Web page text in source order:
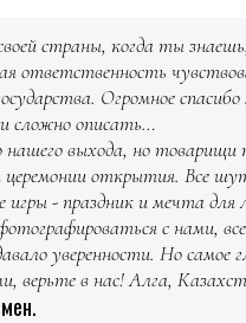
страны, когда ты
ответственность
Огромное
сложно описать…
выхода, но товарищи
церемонии открытия. Все
игры - праздник и мечта для
с нами,
уверенности. Но самое
верьте в нас! Алга,